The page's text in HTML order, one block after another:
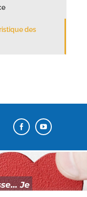
des
Je